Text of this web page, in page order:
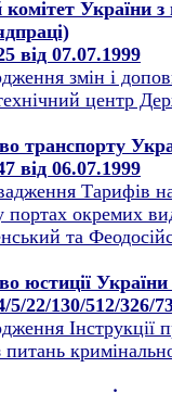
України з
від 07.07.1999
змін і
центр
транспорту
від 06.07.1999
Тарифів
портах окремих
та
юстиції
22/130/512/326/
Інструкції
питань